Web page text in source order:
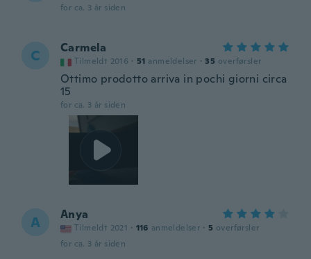
for ca. 3 år siden
C Carmela
Tilmeldt 2016 · 51 anmeldelser · 35 overførsler
Ottimo prodotto arriva in pochi giorni circa
15
for ca. 3 år siden
A Anya
Tilmeldt 2021 · 116 anmeldelser · 5 overførsler
for ca. 3 år siden